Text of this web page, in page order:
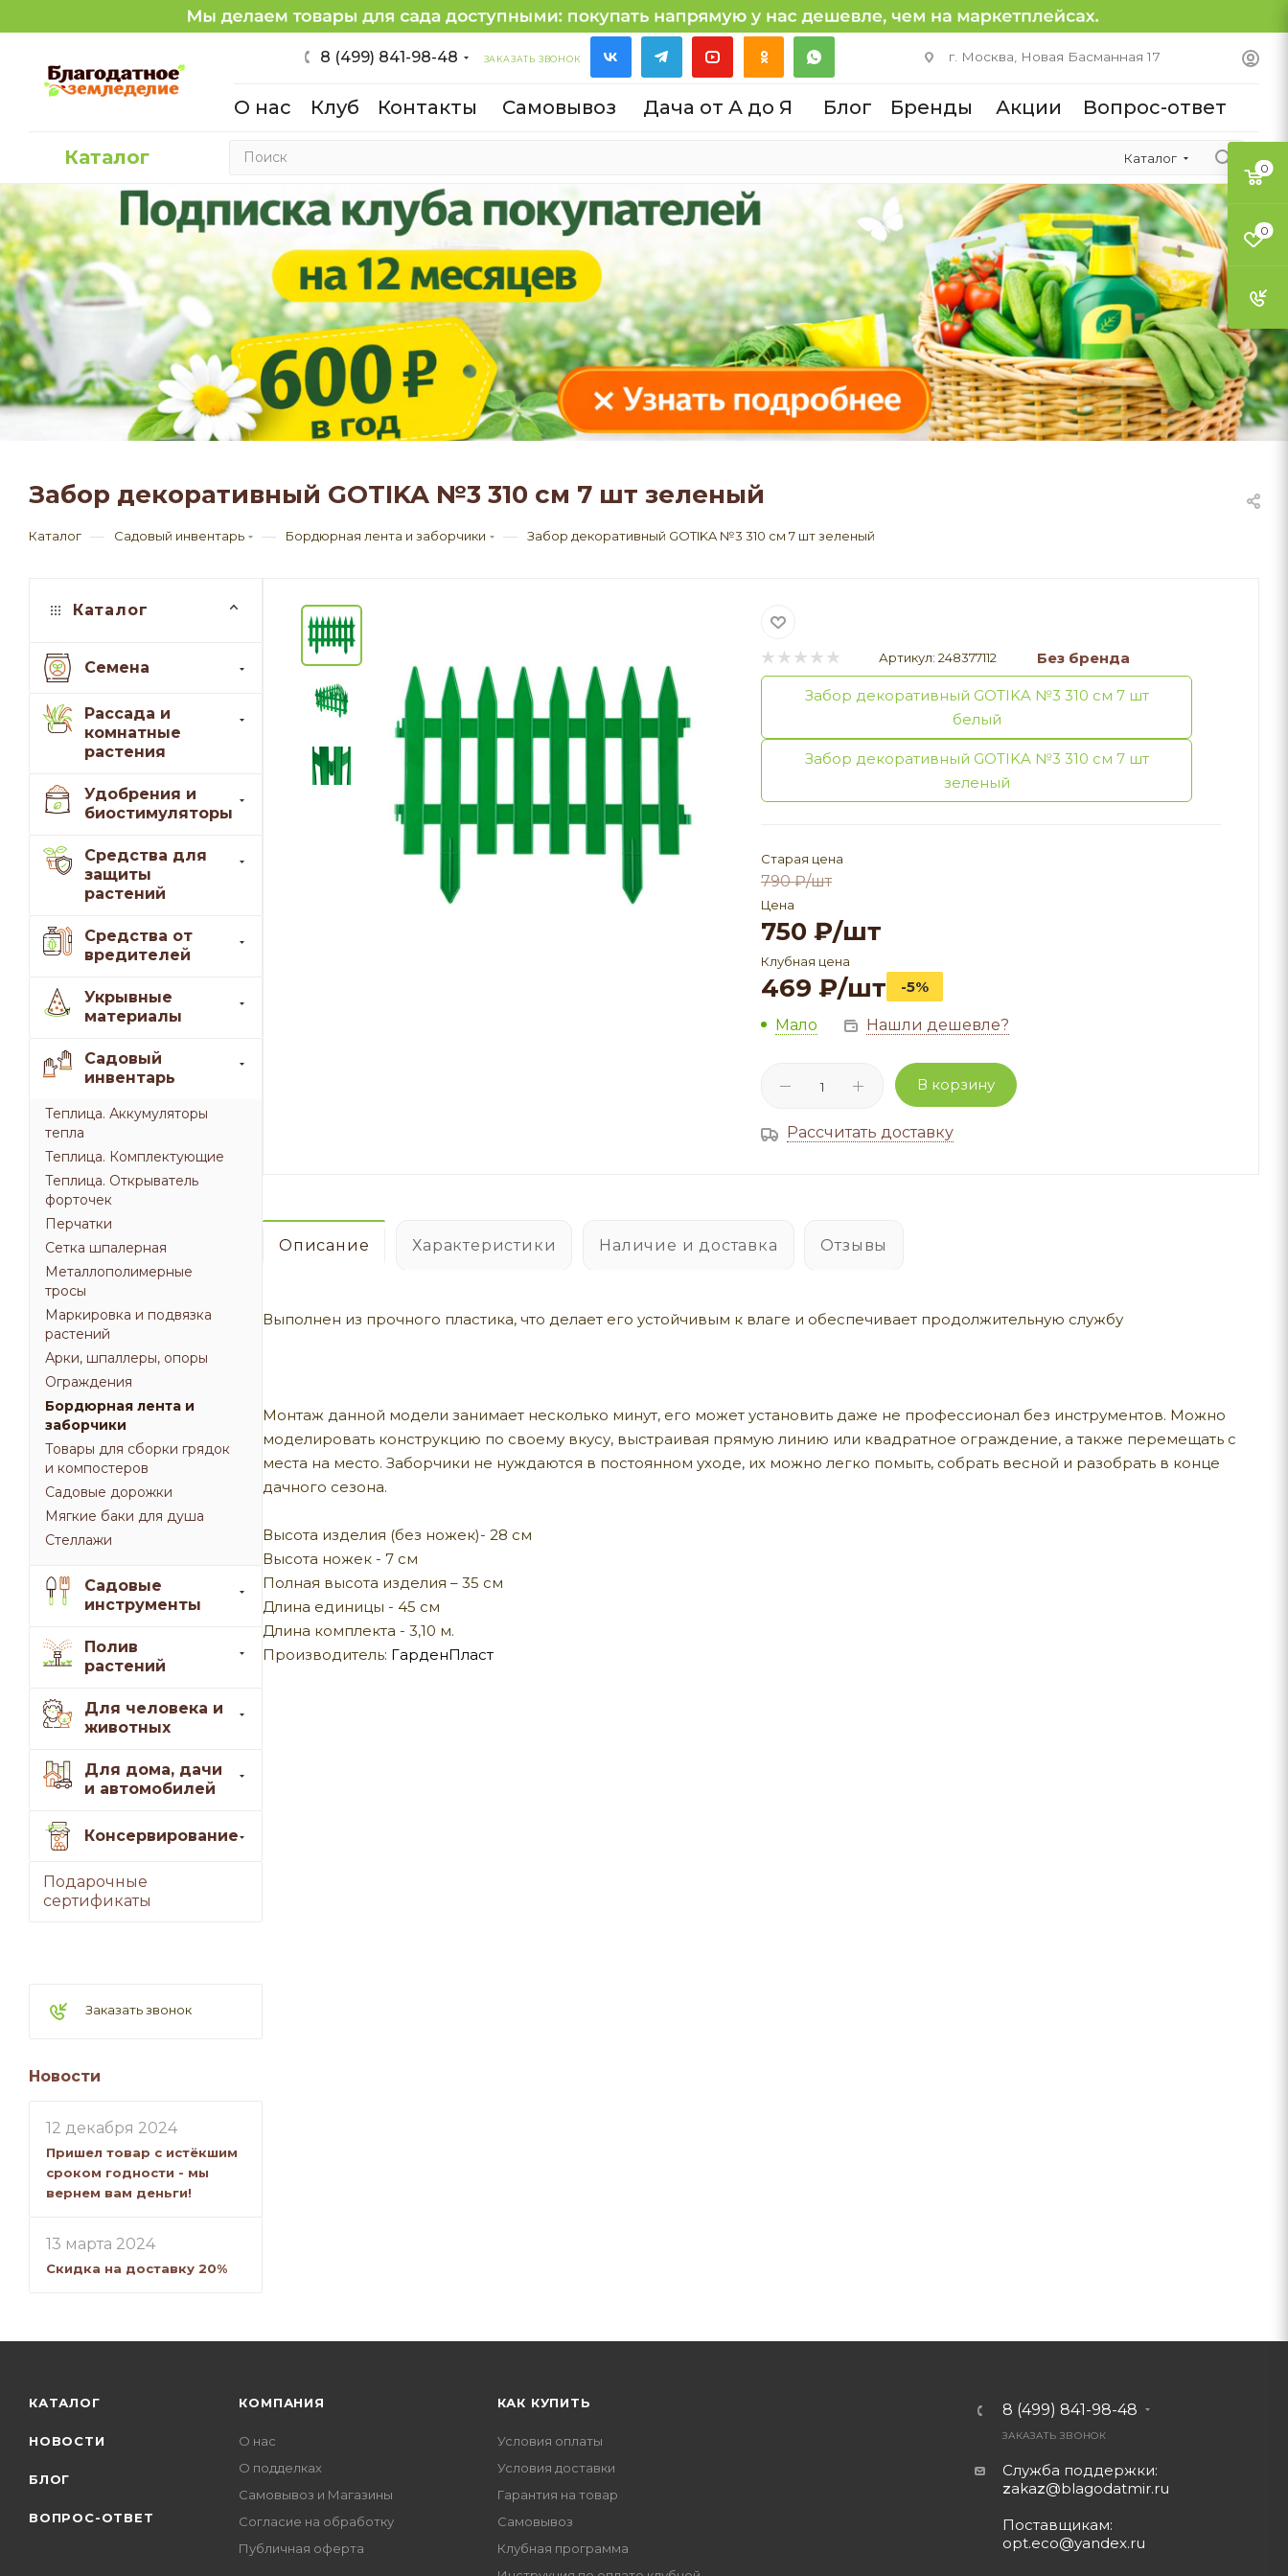
8 (499) 841-98-48 ЗАКАЗАТЬ ЗВОНОК г. Москва, Новая Басманная 17
О нас Клуб Контакты Самовывоз Дача от А до Я Блог Бренды Акции Вопрос-ответ
Каталог Каталог
Забор декоративный GOTIKA №3 310 см 7 шт зеленый
Каталог — Садовый инвентарь — Бордюрная лента и заборчики — Забор декоративный GOTIKA №3 310 см 7 шт зеленый
Артикул: 248377112 Без бренда
Забор декоративный GOTIKA №3 310 см 7 шт
белый
Забор декоративный GOTIKA №3 310 см 7 шт
зеленый
Старая цена
790₽/шт
Цена
750 ₽/шт
Клубная цена
469 ₽/шт -5%
Мало Нашли дешевле?
В корзину
Рассчитать доставку
Описание Характеристики Наличие и доставка Отзывы
Выполнен из прочного пластика, что делает его устойчивым к влаге и обеспечивает продолжительную службу
Монтаж данной модели занимает несколько минут, его может установить даже не профессионал без инструментов. Можно
моделировать конструкцию по своему вкусу, выстраивая прямую линию или квадратное ограждение, а также перемещать с
места на место. Заборчики не нуждаются в постоянном уходе, их можно легко помыть, собрать весной и разобрать в конце
дачного сезона.
Высота изделия (без ножек)- 28 см
Высота ножек - 7 см
Полная высота изделия – 35 см
Длина единицы - 45 см
Длина комплекта - 3,10 м.
Производитель: ГарденПласт
Каталог
Семена
Рассада и
комнатные
растения
Удобрения и
биостимуляторы
Средства для
защиты
растений
Средства от
вредителей
Укрывные
материалы
Садовый
инвентарь
Теплица. Аккумуляторы
тепла
Теплица. Комплектующие
Теплица. Открыватель
форточек
Перчатки
Сетка шпалерная
Металлополимерные
тросы
Маркировка и подвязка
растений
Арки, шпаллеры, опоры
Ограждения
Бордюрная лента и
заборчики
Товары для сборки грядок
и компостеров
Садовые дорожки
Мягкие баки для душа
Стеллажи
Садовые
инструменты
Полив
растений
Для человека и
животных
Для дома, дачи
и автомобилей
Консервирование
Подарочные
сертификаты
Заказать звонок
Новости
12 декабря 2024
Пришел товар с истёкшим
сроком годности - мы
вернем вам деньги!
13 марта 2024
Скидка на доставку 20%
КАТАЛОГ
НОВОСТИ
БЛОГ
ВОПРОС-ОТВЕТ
КОМПАНИЯ
О нас
О подделках
Самовывоз и Магазины
Согласие на обработку
Публичная оферта
КАК КУПИТЬ
Условия оплаты
Условия доставки
Гарантия на товар
Самовывоз
Клубная программа
8 (499) 841-98-48
ЗАКАЗАТЬ ЗВОНОК
Служба поддержки:
zakaz@blagodatmir.ru
Поставщикам:
opt.eco@yandex.ru
0
0